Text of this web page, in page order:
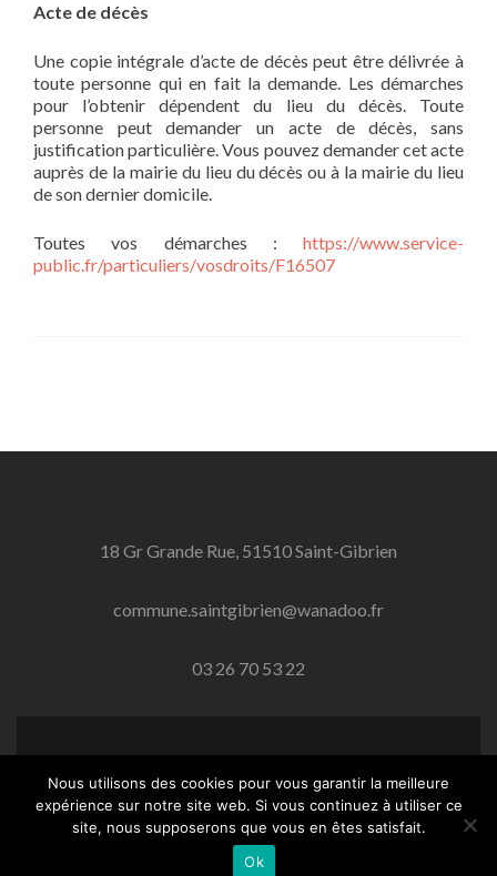
Acte de décès
Une copie intégrale d’acte de décès peut être délivrée à
toute personne qui en fait la demande. Les démarches
pour l’obtenir dépendent du lieu du décès. Toute
personne peut demander un acte de décès, sans
justification particulière. Vous pouvez demander cet acte
auprès de la mairie du lieu du décès ou à la mairie du lieu
de son dernier domicile.
Toutes vos démarches : https://www.service-
public.fr/particuliers/vosdroits/F16507
18 Gr Grande Rue, 51510 Saint-Gibrien
commune.saintgibrien@wanadoo.fr
03 26 70 53 22
Saint-Gibrien.frcréé par Paul Stephan
Mentions légales
Nous utilisons des cookies pour vous garantir la meilleure
expérience sur notre site web. Si vous continuez à utiliser ce
site, nous supposerons que vous en êtes satisfait.
Ok